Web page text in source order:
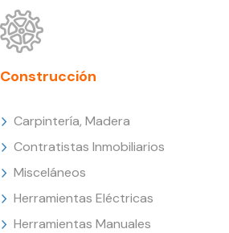
Construcción
Carpintería, Madera
Contratistas Inmobiliarios
Misceláneos
Herramientas Eléctricas
Herramientas Manuales